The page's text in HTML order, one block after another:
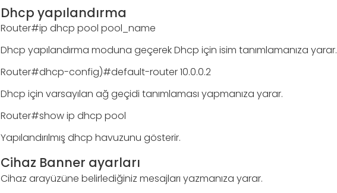
Dhcp yapılandırma
Router#ip dhcp pool pool_name
Dhcp yapılandırma moduna geçerek Dhcp için isim tanımlamanıza yarar.
Router#dhcp-config)#default-router 10.0.0.2
Dhcp için varsayılan ağ geçidi tanımlaması yapmanıza yarar.
Router#show ip dhcp pool
Yapılandırılmış dhcp havuzunu gösterir.
Cihaz Banner ayarları
Cihaz arayüzüne belirlediğiniz mesajları yazmanıza yarar.